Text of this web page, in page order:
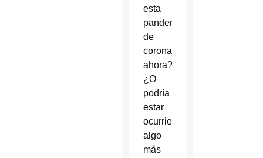
esta
pandemia
de
coronavirus
ahora?
¿O
podría
estar
ocurriendo
algo
más